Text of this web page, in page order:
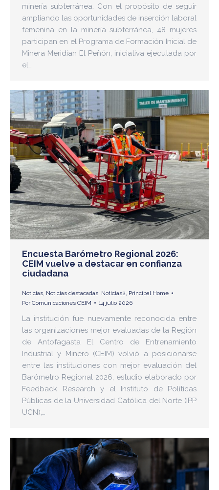
minería subterránea. Con el propósito de seguir
ampliando las oportunidades de inserción laboral
femenina en la minería subterránea, 48 mujeres
participan en el Programa de Formación Inicial de
Minera Meridian El Peñón, iniciativa ejecutada por
el…
Encuesta Barómetro Regional 2026:
CEIM vuelve a destacar en confianza
ciudadana
Noticias Noticias destacadas Noticias2 Principal Home
PorComunicaciones CEIM 14 julio 2026
La institución fue nuevamente reconocida entre
las organizaciones mejor evaluadas de la Región
de Antofagasta El Centro de Entrenamiento
Industrial y Minero (CEIM) volvió a posicionarse
entre las instituciones con mejor evaluación del
Barómetro Regional 2026, estudio elaborado por
Feedback Research y el Instituto de Políticas
Públicas de la Universidad Católica del Norte (IPP
UCN),…